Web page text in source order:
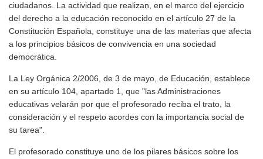
ciudadanos. La actividad que realizan, en el marco del ejercicio
del derecho a la educación reconocido en el artículo 27 de la
Constitución Española, constituye una de las materias que afecta
a los principios básicos de convivencia en una sociedad
democrática.
La Ley Orgánica 2/2006, de 3 de mayo, de Educación, establece
en su artículo 104, apartado 1, que "las Administraciones
educativas velarán por que el profesorado reciba el trato, la
consideración y el respeto acordes con la importancia social de
su tarea".
El profesorado constituye uno de los pilares básicos sobre los